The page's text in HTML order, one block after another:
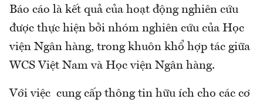
Báo cáo là kết quả của hoạt động nghiên cứu
được thực hiện bởi nhóm nghiên cứu của Học
viện Ngân hàng, trong khuôn khổ hợp tác giữa
WCS Việt Nam và Học viện Ngân hàng.
Với việc cung cấp thông tin hữu ích cho các cơ